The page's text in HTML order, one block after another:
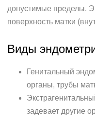
допустимые пределы.
поверхность матки
Виды
Генитальный
органы, трубы
задевает другие